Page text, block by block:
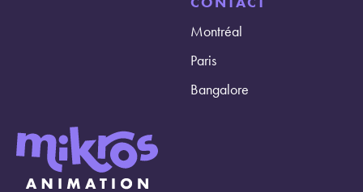
Montréal
Paris
Bangalore